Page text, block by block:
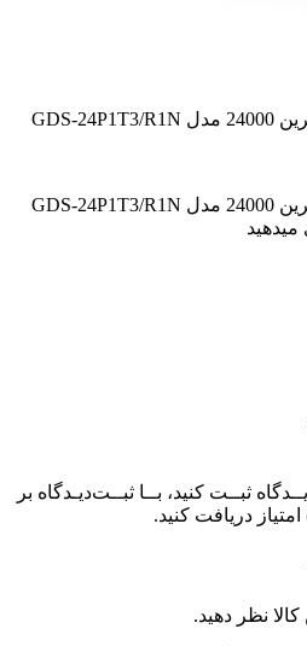
میدهید
ثبــت کنید، بــا ثبــت‌دیـدگاه بر
نظر دهید.